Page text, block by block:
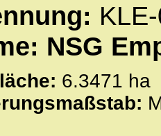
NSG
6.3471